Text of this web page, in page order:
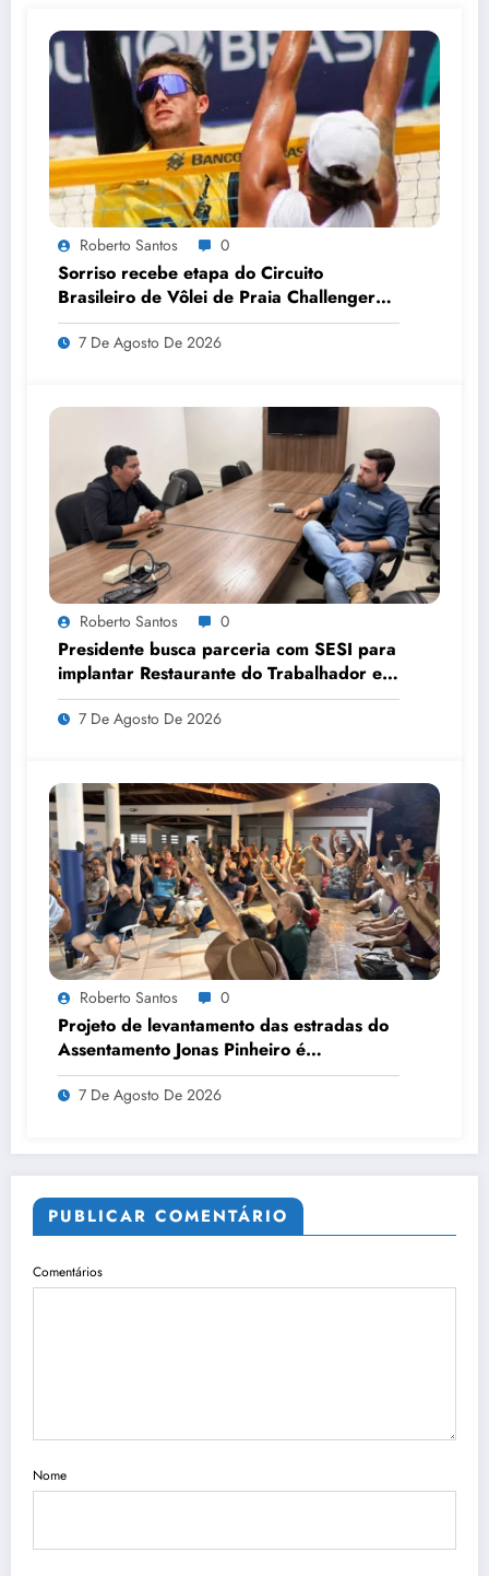
Roberto Santos 0
Sorriso recebe etapa do Circuito
Brasileiro de Vôlei de Praia Challenger
pela primeira vez
7 De Agosto De 2026
Roberto Santos 0
Presidente busca parceria com SESI para
implantar Restaurante do Trabalhador em
Sorriso
7 De Agosto De 2026
Roberto Santos 0
Projeto de levantamento das estradas do
Assentamento Jonas Pinheiro é
apresentado à comunidade em reunião
7 De Agosto De 2026
PUBLICAR COMENTÁRIO
Comentários
Nome